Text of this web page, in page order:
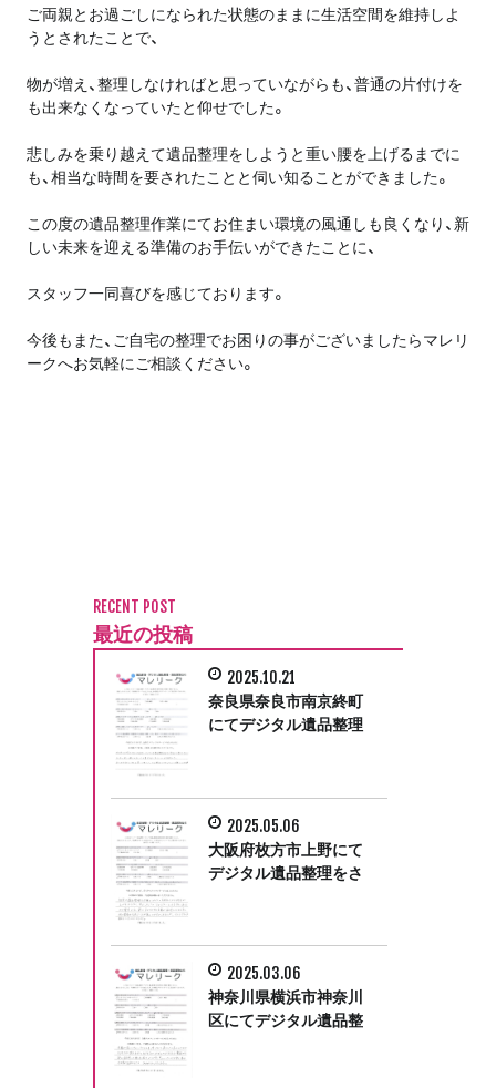
ご両親とお過ごしになられた状態のままに生活空間を維持しよ
うとされたことで、
物が増え、整理しなければと思っていながらも、普通の片付けを
も出来なくなっていたと仰せでした。
悲しみを乗り越えて遺品整理をしようと重い腰を上げるまでに
も、相当な時間を要されたことと伺い知ることができました。
この度の遺品整理作業にてお住まい環境の風通しも良くなり、新
しい未来を迎える準備のお手伝いができたことに、
スタッフ一同喜びを感じております。
今後もまた、ご自宅の整理でお困りの事がございましたらマレリ
ークへお気軽にご相談ください。
RECENT POST
最近の投稿
2025.10.21
奈良県奈良市南京終町
にてデジタル遺品整理
2025.05.06
大阪府枚方市上野にて
デジタル遺品整理をさ
2025.03.06
神奈川県横浜市神奈川
区にてデジタル遺品整